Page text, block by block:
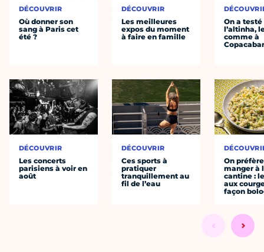
DÉCOUVRIR
Où donner son
sang à Paris cet
été ?
DÉCOUVRIR
Les concerts
parisiens à voir en
août
DÉCOUVRIR
Les meilleures
expos du moment
à faire en famille
DÉCOUVRIR
Ces sports à
pratiquer
tranquillement au
fil de l’eau
On a testé
l’altinha,
comme à
On préfère
manger à
cantine :
aux
façon